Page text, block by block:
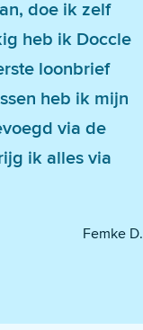
doe ik zelf
heb ik Doccle
loonbrief
heb ik mijn
via de
ik alles via
Femke D.